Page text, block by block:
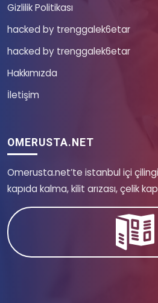
Gizlilik Politikası
hacked by trenggalek6etar
hacked by trenggalek6etar
Hakkımızda
İletişim
OMERUSTA.NET
Omerusta.net’te istanbul içi
kapıda kalma, kilit arızası, çelik